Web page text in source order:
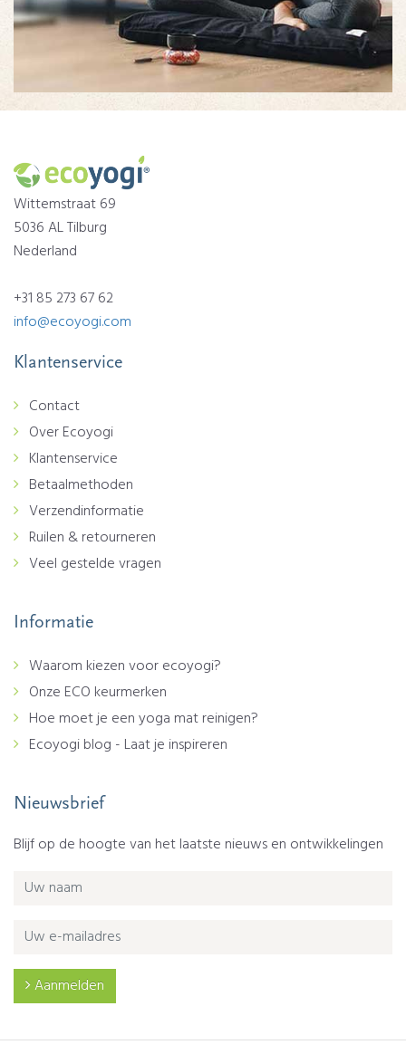
Wittemstraat 69
5036 AL Tilburg
Nederland
+31 85 273 67 62
info@ecoyogi.com
Klantenservice
Contact
Over Ecoyogi
Klantenservice
Betaalmethoden
Verzendinformatie
Ruilen & retourneren
Veel gestelde vragen
Informatie
Waarom kiezen voor ecoyogi?
Onze ECO keurmerken
Hoe moet je een yoga mat reinigen?
Ecoyogi blog - Laat je inspireren
Nieuwsbrief
Blijf op de hoogte van het laatste nieuws en ontwikkelingen
Aanmelden